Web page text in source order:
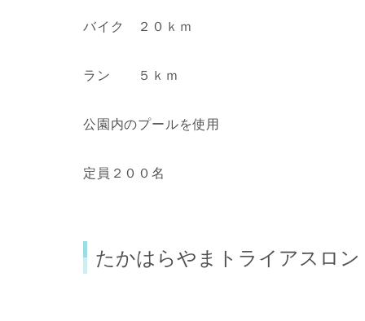
バイク ２０ｋｍ
ラン ５ｋｍ
公園内のプールを使用
定員２００名
たかはらやまトライアスロ